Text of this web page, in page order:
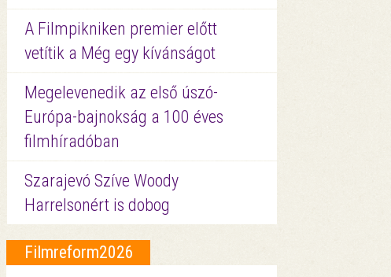
A Filmpikniken premier előtt
vetítik a Még egy kívánságot
Megelevenedik az első úszó-
Európa-bajnokság a 100 éves
filmhíradóban
Szarajevó Szíve Woody
Harrelsonért is dobog
Filmreform2026